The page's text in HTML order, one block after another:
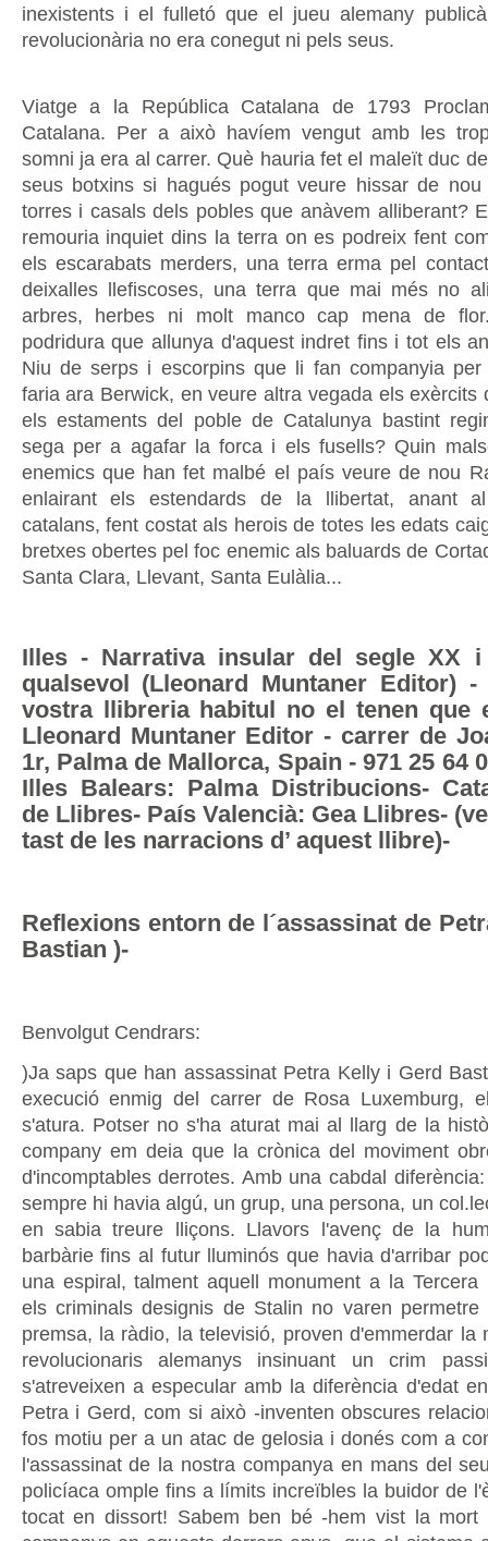
inexistents i el fulletó que el jueu alemany
revolucionària no era conegut ni pels seus.
Viatge a la República Catalana de 1793
Catalana. Per a això havíem vengut amb les
somni ja era al carrer. Què hauria fet el maleït duc
seus botxins si hagués pogut veure hissar de
torres i casals dels pobles que anàvem alliberant?
remouria inquiet dins la terra on es podreix fent
els escarabats merders, una terra erma pel
deixalles llefiscoses, una terra que mai més no
arbres, herbes ni molt manco cap mena de
podridura que allunya d'aquest indret fins i tot els
Niu de serps i escorpins que li fan companyia
faria ara Berwick, en veure altra vegada els exèrcits
els estaments del poble de Catalunya bastint
sega per a agafar la forca i els fusells? Quin
enemics que han fet malbé el país veure de nou
enlairant els estendards de la llibertat, anant
catalans, fent costat als herois de totes les edats
bretxes obertes pel foc enemic als baluards de
Santa Clara, Llevant, Santa Eulàlia...
Illes - Narrativa insular del segle XX
qualsevol (Lleonard Muntaner Editor)
vostra llibreria habitul no el tenen que
Lleonard Muntaner Editor - carrer de
1r, Palma de Mallorca, Spain - 971 25 64
Illes Balears: Palma Distribucions-
de Llibres- País Valencià: Gea Llibres-
tast de les narracions d’ aquest llibre)-
Reflexions entorn de l´assassinat de
Bastian )-
Benvolgut Cendrars:
)Ja saps que han assassinat Petra Kelly i Gerd
execució enmig del carrer de Rosa Luxemburg,
s'atura. Potser no s'ha aturat mai al llarg de la
company em deia que la crònica del moviment
d'incomptables derrotes. Amb una cabdal
sempre hi havia algú, un grup, una persona, un
en sabia treure lliçons. Llavors l'avenç de la
barbàrie fins al futur lluminós que havia d'arribar
una espiral, talment aquell monument a la Tercera
els criminals designis de Stalin no varen
premsa, la ràdio, la televisió, proven d'emmerdar la
revolucionaris alemanys insinuant un crim
s'atreveixen a especular amb la diferència d'edat
Petra i Gerd, com si això -inventen obscures
fos motiu per a un atac de gelosia i donés com a
l'assassinat de la nostra companya en mans del
policíaca omple fins a límits increïbles la buidor de
tocat en dissort! Sabem ben bé -hem vist la